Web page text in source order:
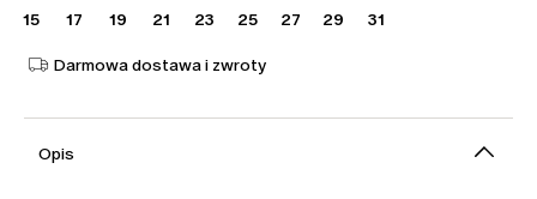
15 17 19 21 23 25 27 29 31
Darmowa dostawa i zwroty
Opis